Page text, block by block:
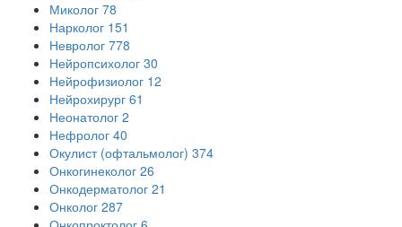
Миколог 78
Нарколог 151
Невролог 778
Нейропсихолог 30
Нейрофизиолог 12
Нейрохирург 61
Неонатолог 2
Нефролог 40
Окулист (офтальмолог) 374
Онкогинеколог 26
Онкодерматолог 21
Онколог 287